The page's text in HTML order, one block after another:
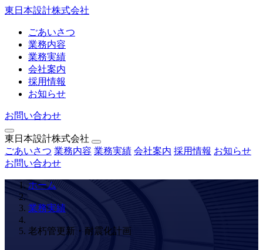
東日本設計株式会社
ごあいさつ
業務内容
業務実績
会社案内
採用情報
お知らせ
お問い合わせ
東日本設計株式会社
ごあいさつ 業務内容 業務実績 会社案内 採用情報 お知らせ
お問い合わせ
ホーム
業務実績
老朽管更新・耐震化計画